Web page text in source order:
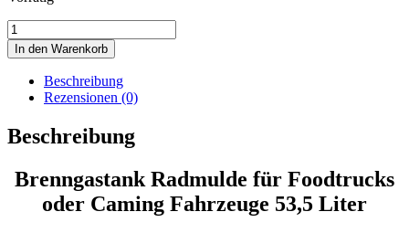
53,5
Liter
Brenngastank
Radmulde
Wohnmobil
Gastank
Campinggastank
Rund
In den Warenkorb
Beschreibung
Rezensionen (0)
Beschreibung
Brenngastank Radmulde für Foodtrucks
oder Caming Fahrzeuge 53,5 Liter